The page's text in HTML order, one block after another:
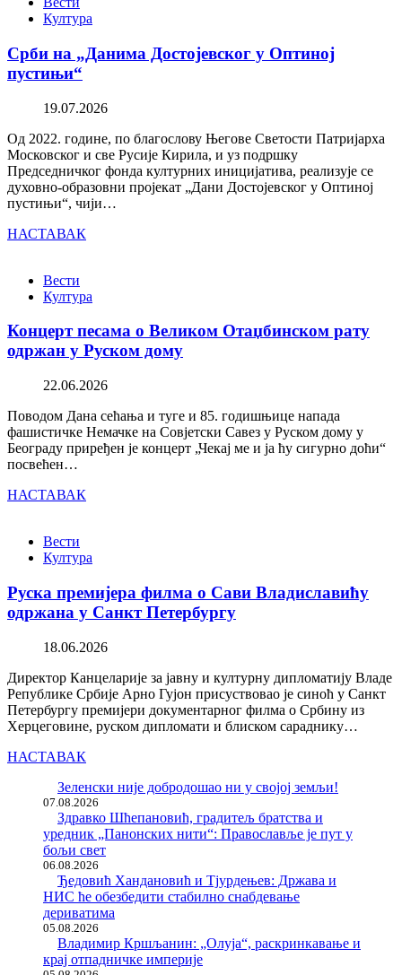
Култура
Срби на „Данима Достојевског у Оптиној
пустињи“
19.07.2026
Од 2022. године, по благослову Његове Светости Патријарха
Московског и све Русије Кирила, и уз подршку
Председничког фонда културних иницијатива, реализује се
духовно-образовни пројекат „Дани Достојевског у Оптиној
пустињи“, чији…
НАСТАВАК
Вести
Култура
Концерт песама о Великом Отаџбинском рату
одржан у Руском дому
22.06.2026
Поводом Дана сећања и туге и 85. годишњице напада
фашистичке Немачке на Совјетски Савез у Руском дому у
Београду приређен је концерт „Чекај ме и ја ћу сигурно доћи“
посвећен…
НАСТАВАК
Вести
Култура
Руска премијера филма о Сави Владиславићу
одржана у Санкт Петербургу
18.06.2026
Директор Канцеларије за јавну и културну дипломатију Владе
Републике Србије Арно Гујон присуствовао је синоћ у Санкт
Петербургу премијери документарног филма о Србину из
Херцеговине, руском дипломати и блиском сараднику…
НАСТАВАК
Зеленски није добродошао ни у својој земљи!
07.08.2026
Здравко Шћепановић, градитељ братства и
уредник „Панонских нити“: Православље је пут у
бољи свет
06.08.2026
Ђедовић Хандановић и Тјурдењев: Држава и
НИС ће обезбедити стабилно снабдевање
дериватима
05.08.2026
Владимир Кршљанин: „Олуја“, раскринкавање и
крај отпадничке империје